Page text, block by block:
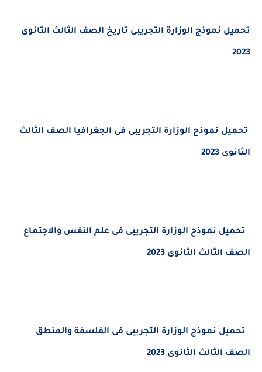
نموذج الوزارة التجريبى تاريخ الصف الثالث الثانوى
نموذج الوزارة التجريبى فى الجغرافيا الصف الثالث
نموذج الوزارة التجريبى فى علم النفس والاجتماع
الثانوى 2023
نموذج الوزارة التجريبى فىالفلسفة والمنطق
الثانوى 2023